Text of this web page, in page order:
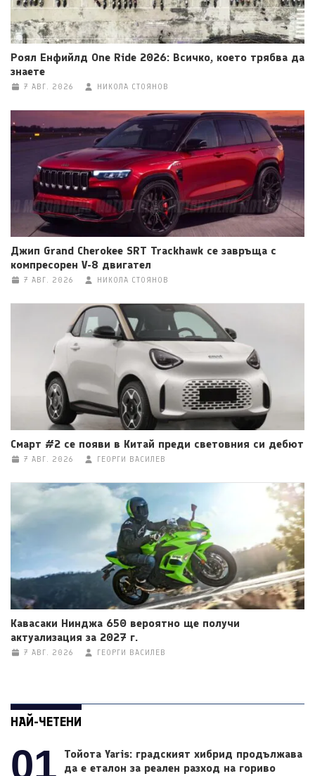
Роял Енфийлд One Ride 2026: Всичко, което трябва да
знаете
7 АВГ. 2026 НИКОЛА СТОЯНОВ
Джип Grand Cherokee SRT Trackhawk се завръща с
компресорен V-8 двигател
7 АВГ. 2026 НИКОЛА СТОЯНОВ
Смарт #2 се появи в Китай преди световния си дебют
7 АВГ. 2026 ГЕОРГИ ВАСИЛЕВ
Кавасаки Нинджа 650 вероятно ще получи
актуализация за 2027 г.
7 АВГ. 2026 ГЕОРГИ ВАСИЛЕВ
НАЙ-ЧЕТЕНИ
01
Тойота Yaris: градският хибрид продължава
да е еталон за реален разход на гориво